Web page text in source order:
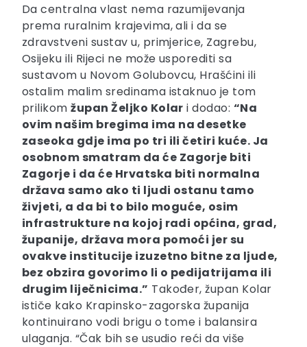
Da centralna vlast nema razumijevanja
prema ruralnim krajevima, ali i da se
zdravstveni sustav u, primjerice, Zagrebu,
Osijeku ili Rijeci ne može usporediti sa
sustavom u Novom Golubovcu, Hrašćini ili
ostalim malim sredinama istaknuo je tom
prilikomžupan Željko Kolar i dodao: “Na
ovim našim bregima ima na desetke
zaseoka gdje ima po tri ili četiri kuće. Ja
osobnom smatram da će Zagorje biti
Zagorje i da će Hrvatska biti normalna
država samo ako ti ljudi ostanu tamo
živjeti, a da bi to bilo moguće, osim
infrastrukture na kojoj radi općina, grad,
županije, država mora pomoći jer su
ovakve institucije izuzetno bitne za ljude,
bez obzira govorimo li o pedijatrijama ili
drugim liječnicima.” Također, župan Kolar
ističe kako Krapinsko-zagorska županija
kontinuirano vodi brigu o tome i balansira
ulaganja. “Čak bih se usudio reći da više